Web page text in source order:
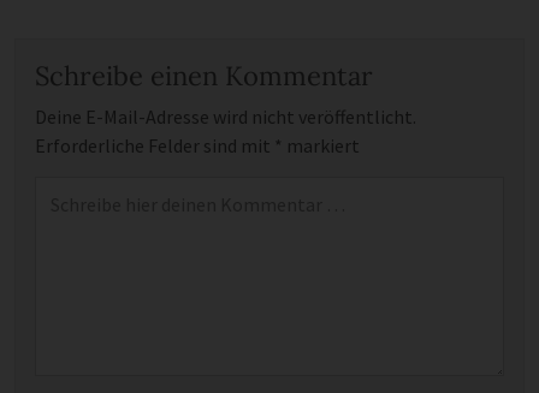
Schreibe einen Kommentar
Deine E-Mail-Adresse wird nicht veröffentlicht.
Erforderliche Felder sind mit * markiert